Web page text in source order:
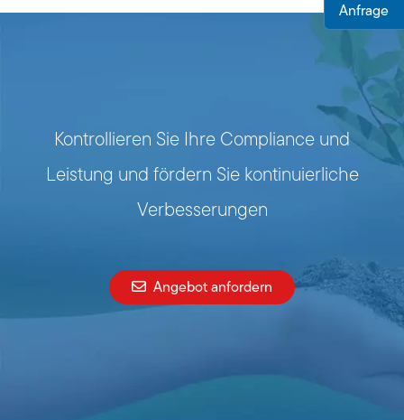
Kontrollieren Sie Ihre Compliance und
Leistung und fördern Sie kontinuierliche
Verbesserungen
Angebot anfordern
Anfrage